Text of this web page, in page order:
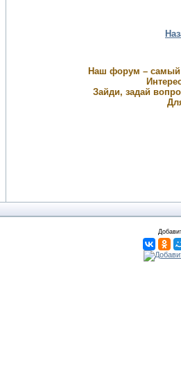
Наш форум – самый
Зайди, задай